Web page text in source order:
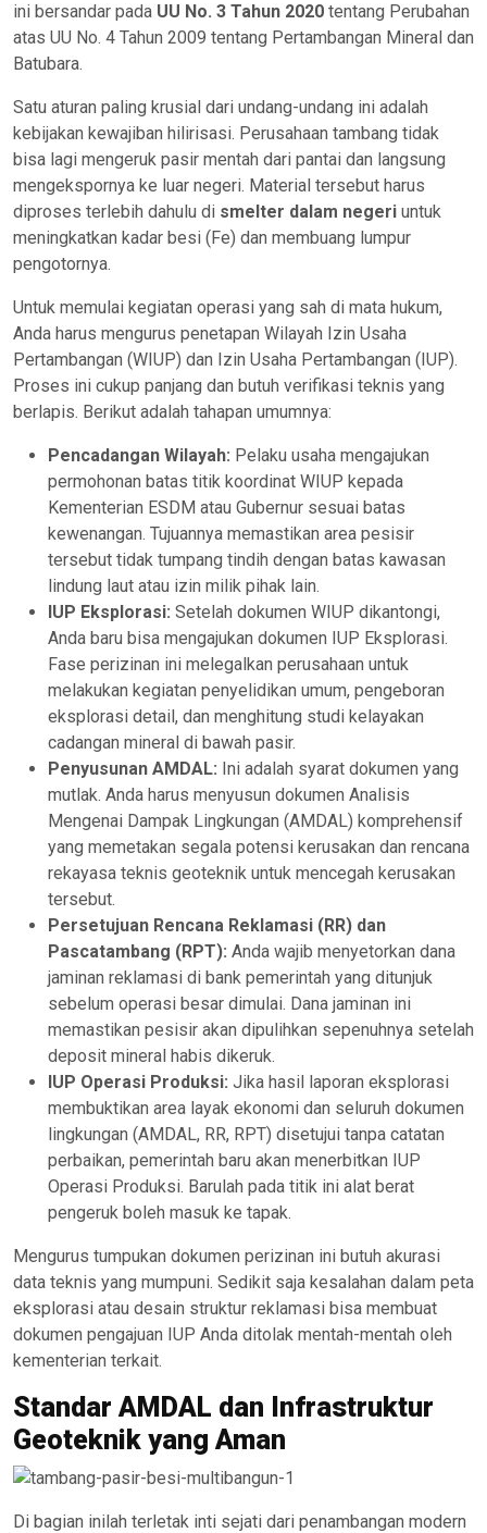
ini bersandar pada UU No. 3 Tahun 2020 tentang Perubahan
atas UU No. 4 Tahun 2009 tentang Pertambangan Mineral dan
Batubara.
Satu aturan paling krusial dari undang-undang ini adalah
kebijakan kewajiban hilirisasi. Perusahaan tambang tidak
bisa lagi mengeruk pasir mentah dari pantai dan langsung
mengekspornya ke luar negeri. Material tersebut harus
diproses terlebih dahulu di smelter dalam negeri untuk
meningkatkan kadar besi (Fe) dan membuang lumpur
pengotornya.
Untuk memulai kegiatan operasi yang sah di mata hukum,
Anda harus mengurus penetapan Wilayah Izin Usaha
Pertambangan (WIUP) dan Izin Usaha Pertambangan (IUP).
Proses ini cukup panjang dan butuh verifikasi teknis yang
berlapis. Berikut adalah tahapan umumnya:
Pencadangan Wilayah: Pelaku usaha mengajukan
permohonan batas titik koordinat WIUP kepada
Kementerian ESDM atau Gubernur sesuai batas
kewenangan. Tujuannya memastikan area pesisir
tersebut tidak tumpang tindih dengan batas kawasan
lindung laut atau izin milik pihak lain.
IUP Eksplorasi: Setelah dokumen WIUP dikantongi,
Anda baru bisa mengajukan dokumen IUP Eksplorasi.
Fase perizinan ini melegalkan perusahaan untuk
melakukan kegiatan penyelidikan umum, pengeboran
eksplorasi detail, dan menghitung studi kelayakan
cadangan mineral di bawah pasir.
Penyusunan AMDAL: Ini adalah syarat dokumen yang
mutlak. Anda harus menyusun dokumen Analisis
Mengenai Dampak Lingkungan (AMDAL) komprehensif
yang memetakan segala potensi kerusakan dan rencana
rekayasa teknis geoteknik untuk mencegah kerusakan
tersebut.
Persetujuan Rencana Reklamasi (RR) dan
Pascatambang (RPT): Anda wajib menyetorkan dana
jaminan reklamasi di bank pemerintah yang ditunjuk
sebelum operasi besar dimulai. Dana jaminan ini
memastikan pesisir akan dipulihkan sepenuhnya setelah
deposit mineral habis dikeruk.
IUP Operasi Produksi: Jika hasil laporan eksplorasi
membuktikan area layak ekonomi dan seluruh dokumen
lingkungan (AMDAL, RR, RPT) disetujui tanpa catatan
perbaikan, pemerintah baru akan menerbitkan IUP
Operasi Produksi. Barulah pada titik ini alat berat
pengeruk boleh masuk ke tapak.
Mengurus tumpukan dokumen perizinan ini butuh akurasi
data teknis yang mumpuni. Sedikit saja kesalahan dalam peta
eksplorasi atau desain struktur reklamasi bisa membuat
dokumen pengajuan IUP Anda ditolak mentah-mentah oleh
kementerian terkait.
Standar AMDAL dan Infrastruktur
Geoteknik yang Aman
Di bagian inilah terletak inti sejati dari penambangan modern